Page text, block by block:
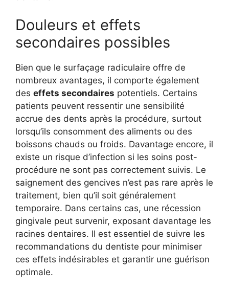
Douleurs et effets
secondaires possibles
Bien que le surfaçage radiculaire offre de
nombreux avantages, il comporte également
des effets secondaires potentiels. Certains
patients peuvent ressentir une sensibilité
accrue des dents après la procédure, surtout
lorsqu’ils consomment des aliments ou des
boissons chauds ou froids. Davantage encore, il
existe un risque d’infection si les soins post-
procédure ne sont pas correctement suivis. Le
saignement des gencives n’est pas rare après le
traitement, bien qu’il soit généralement
temporaire. Dans certains cas, une récession
gingivale peut survenir, exposant davantage les
racines dentaires. Il est essentiel de suivre les
recommandations du dentiste pour minimiser
ces effets indésirables et garantir une guérison
optimale.